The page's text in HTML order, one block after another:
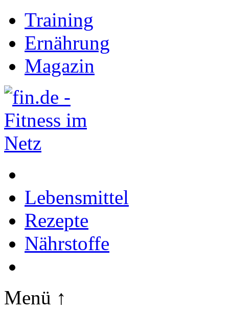
Training
Ernährung
Magazin
Lebensmittel
Rezepte
Nährstoffe
Menü ↑